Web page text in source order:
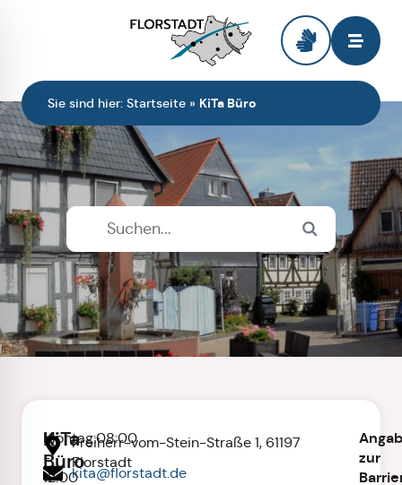
Sie sind hier: Startseite » KiTa Büro
KiTa
Büro
Montag:08:00
-
12:00
Freiherr-vom-Stein-Straße 1, 61197
Florstadt
kita@florstadt.de
zur